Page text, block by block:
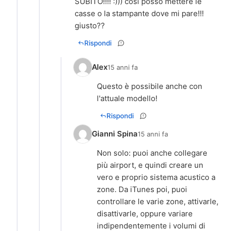
casse o la stampante dove mi pare!!!
giusto??
Rispondi
Alex15 anni fa
Questo è possibile anche con
l'attuale modello!
Rispondi
Gianni Spina15 anni fa
Non solo: puoi anche collegare
più airport, e quindi creare un
vero e proprio sistema acustico a
zone. Da iTunes poi, puoi
controllare le varie zone, attivarle,
disattivarle, oppure variare
indipendentemente i volumi di